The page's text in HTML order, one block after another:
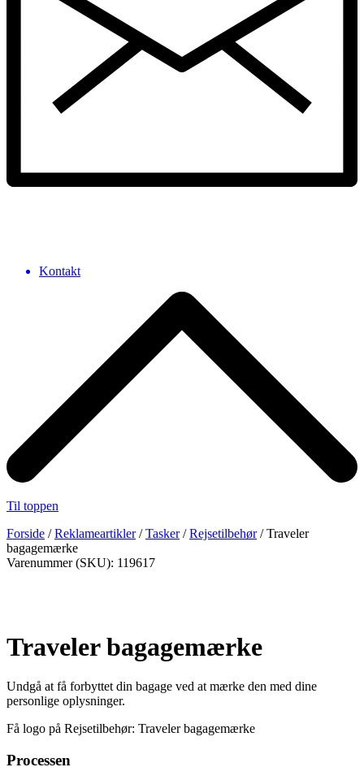
Kontakt
Til toppen
Forside /Reklameartikler/Tasker/Rejsetilbehør/ Traveler
bagagemærke
Varenummer (SKU): 119617
Traveler bagagemærke
Undgå at få forbyttet din bagage ved at mærke den med dine
personlige oplysninger.
Få logo på Rejsetilbehør: Traveler bagagemærke
Processen